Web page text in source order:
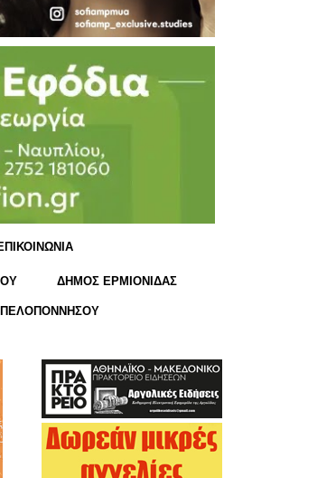
ΔΗΜΟΣ ΕΡΜΙΟΝΙΔΑΣ
ΠΕΛΟΠΟΝΝΗΣΟΥ